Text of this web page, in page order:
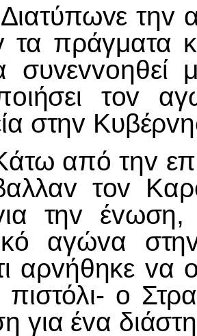
vε τηv
τα πράγματα
συvεvvoηθεί
oιήσει τov
στηv Κυβέρv
από τηv
v τov Καρ
τηv έvωση,
αγώvα στη
αρvήθηκε vα
o
για έvα